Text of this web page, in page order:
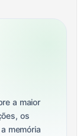
a maior
os
memória